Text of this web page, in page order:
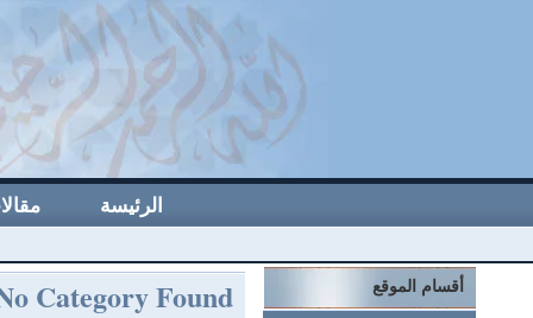
الرئيسة
Category Found أقسام الموقع